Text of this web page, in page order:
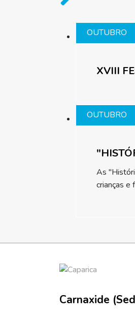
OUTUBRO
XVIII
OUTUBRO
As
crianças e
Carnaxide